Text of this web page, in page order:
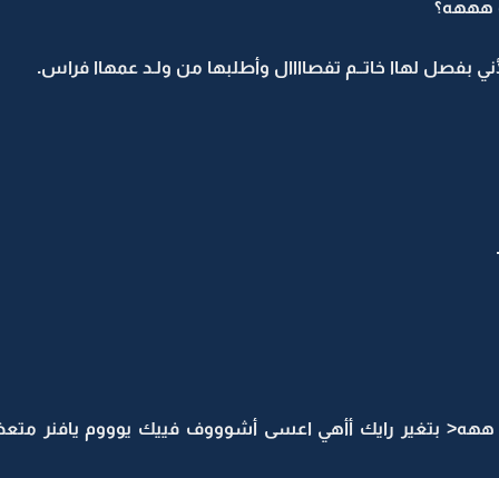
هههه؟
بفصل لهاا خاتــم تفصاااال وأطلبها من ولـد عمهاا فراس.
ههه< بتغير رايك أأهي اعسى أشوووف فييك يوووم يافنر